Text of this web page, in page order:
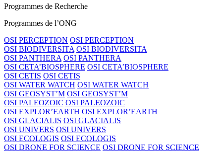
Programmes de Recherche
Programmes de l’ONG
OSI PERCEPTION OSI PERCEPTION
OSI BIODIVERSITA OSI BIODIVERSITA
OSI PANTHERA OSI PANTHERA
OSI CETA’BIOSPHERE OSI CETA’BIOSPHERE
OSI CETIS OSI CETIS
OSI WATER WATCH OSI WATER WATCH
OSI GEOSYST’M OSI GEOSYST’M
OSI PALEOZOIC OSI PALEOZOIC
OSI EXPLOR’EARTH OSI EXPLOR’EARTH
OSI GLACIALIS OSI GLACIALIS
OSI UNIVERS OSI UNIVERS
OSI ECOLOGIS OSI ECOLOGIS
OSI DRONE FOR SCIENCE OSI DRONE FOR SCIENCE